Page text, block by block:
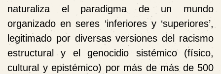
naturaliza el paradigma de un mundo
organizado en seres ‘inferiores y ‘superiores’,
legitimado por diversas versiones del racismo
estructural y el genocidio sistémico (físico,
cultural y epistémico) por más de más de 500